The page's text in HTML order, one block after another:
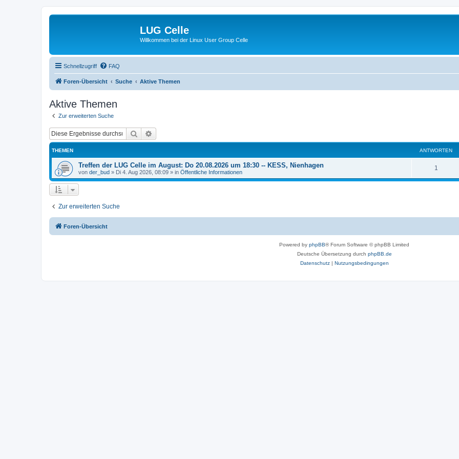
LUG Celle
Willkommen bei der Linux User Group Celle
Schnellzugriff FAQ
Foren-Übersicht Suche Aktive Themen
Aktive Themen
Zur erweiterten Suche
Suche
THEMEN ANTWORTEN
Treffen der LUG Celle im August: Do 20.08.2026 um 18:30 -- KESS, Nienhagen
von der_bud » Di 4. Aug 2026, 08:09 » in Öffentliche Informationen
1
n
r
Zur erweiterten Suche
Foren-Übersicht
Powered by phpBB® Forum Software © phpBB Limited
Deutsche Übersetzung durch phpBB.de
Datenschutz| Nutzungsbedingungen